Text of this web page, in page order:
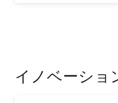
イノベーショ